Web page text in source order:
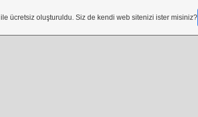
ile ücretsiz oluşturuldu. Siz de kendi web sitenizi ister misiniz?